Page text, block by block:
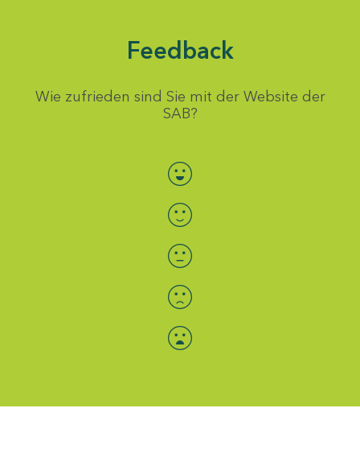
Feedback
Wie zufrieden sind Sie mit der Website der
SAB?
Bewertung auswählen